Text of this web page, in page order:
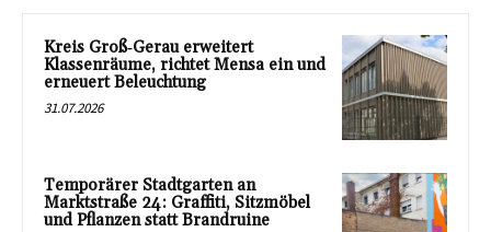
Kreis Groß‑Gerau erweitert
Klassenräume, richtet Mensa ein und
erneuert Beleuchtung
31.07.2026
Temporärer Stadtgarten an
Marktstraße 24: Graffiti, Sitzmöbel
und Pflanzen statt Brandruine